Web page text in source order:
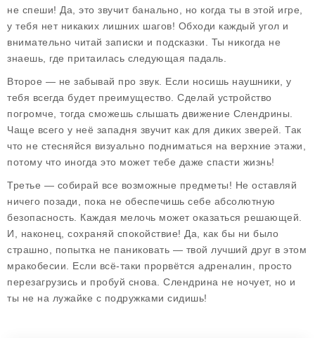
не спеши! Да, это звучит банально, но когда ты в этой игре,
у тебя нет никаких лишних шагов! Обходи каждый угол и
внимательно читай записки и подсказки. Ты никогда не
знаешь, где притаилась следующая падаль.
Второе — не забывай про звук. Если носишь наушники, у
тебя всегда будет преимущество. Сделай устройство
погромче, тогда сможешь слышать движение Слендрины.
Чаще всего у неё западня звучит как для диких зверей. Так
что не стесняйся визуально подниматься на верхние этажи,
потому что иногда это может тебе даже спасти жизнь!
Третье — собирай все возможные предметы! Не оставляй
ничего позади, пока не обеспечишь себе абсолютную
безопасность. Каждая мелочь может оказаться решающей.
И, наконец, сохраняй спокойствие! Да, как бы ни было
страшно, попытка не паниковать — твой лучший друг в этом
мракобесии. Если всё-таки прорвётся адреналин, просто
перезагрузись и пробуй снова. Слендрина не ночует, но и
ты не на лужайке с подружками сидишь!